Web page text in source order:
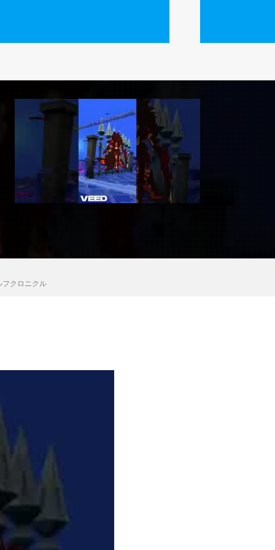
フクロニクル